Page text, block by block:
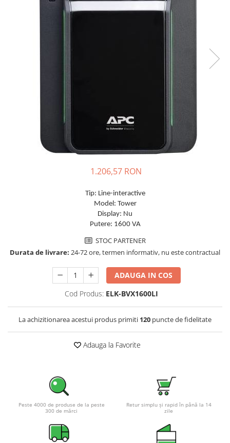
Incarcatoare acumulatori
Panouri fotovoltaice si accesorii
Invertoare On-grid
Controlere solare
Convertoare de tensiune
Sisteme de stocare energie
Pachete complete stocare energie
Sisteme de Stocare Comerciale
Sisteme fotovoltaice complete
Sisteme fotovoltaice de putere
mica (rulota/caravan/case de
vacanta)
Sisteme fotovoltaice profesionale
Pachete sisteme fotovoltaice
Statii de incarcare vehicule
Cabluri de incarcare vehicule
Prize de incarcare vehicule
1.206,57 RON
Tip: Line-interactive
Model: Tower
Display: Nu
Putere: 1600 VA
STOC PARTENER
Durata de livrare: 24-72 ore, termen informativ, nu este contractual
ADAUGA IN COS
Cod Produs: ELK-BVX1600LI
La achizitionarea acestui produs primiti 120 puncte de fidelitate
Adauga la Favorite
Peste 4000 de produse de la peste
300 de mărci
Retur simplu și rapid în până la 14
zile